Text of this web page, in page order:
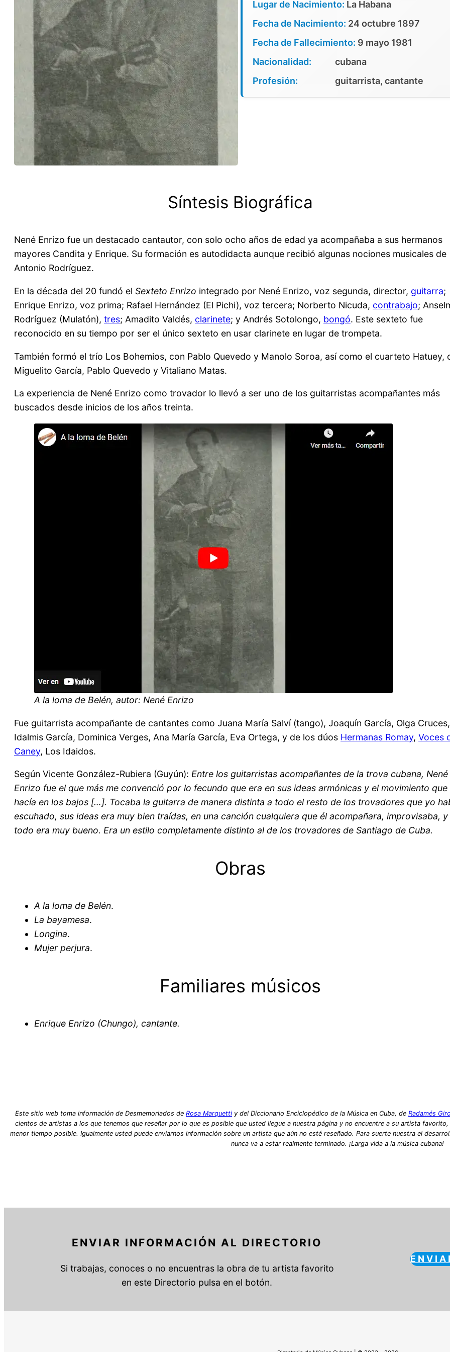
Lugar de Nacimiento: La Habana
Fecha de Nacimiento: 24 octubre 1897
Fecha de Fallecimiento: 9 mayo 1981
Nacionalidad:
cubana
Profesión:
guitarrista, cantante
Síntesis Biográfica
Nené Enrizo fue un destacado cantautor, con solo ocho años de edad ya acompañaba a sus hermanos
mayores Candita y Enrique. Su formación es autodidacta aunque recibió algunas nociones musicales de
Antonio Rodríguez.
En la década del 20 fundó el Sexteto Enrizo integrado por Nené Enrizo, voz segunda, director, guitarra;
Enrique Enrizo, voz prima; Rafael Hernández (El Pichi), voz tercera; Norberto Nicuda, contrabajo;
Rodríguez (Mulatón), tres; Amadito Valdés, clarinete; y Andrés Sotolongo, bongó. Este sexteto fue
reconocido en su tiempo por ser el único sexteto en usar clarinete en lugar de trompeta.
También formó el trío Los Bohemios, con Pablo Quevedo y Manolo Soroa, así como el cuarteto Hatuey,
Miguelito García, Pablo Quevedo y Vitaliano Matas.
La experiencia de Nené Enrizo como trovador lo llevó a ser uno de los guitarristas acompañantes más
buscados desde inicios de los años treinta.
A la loma de Belén, autor: Nené Enrizo
Fue guitarrista acompañante de cantantes como Juana María Salví (tango), Joaquín García, Olga Cruces,
Idalmis García, Dominica Verges, Ana María García, Eva Ortega, y de los dúos Hermanas Romay, Voces
Caney, Los Idaidos.
Según Vicente González-Rubiera (Guyún): Entre los guitarristas acompañantes de la trova cubana, Nené
Enrizo fue el que más me convenció por lo fecundo que era en sus ideas armónicas y el movimiento que
hacía en los bajos […]. Tocaba la guitarra de manera distinta a todo el resto de los trovadores que yo
escuhado, sus ideas era muy bien traídas, en una canción cualquiera que él acompañara, improvisaba, y
todo era muy bueno. Era un estilo completamente distinto al de los trovadores de Santiago de Cuba.
Obras
A la loma de Belén.
La bayamesa.
Longina.
Mujer perjura.
Familiares músicos
Enrique Enrizo (Chungo), cantante.
Este sitio web toma información de Desmemoriados de Rosa Marquetti y del Diccionario Enciclopédico de la Música en Cuba, de Radamés Giro
cientos de artistas a los que tenemos que reseñar por lo que es posible que usted llegue a nuestra página y no encuentre a su artista
menor tiempo posible. Igualmente usted puede enviarnos información sobre un artista que aún no esté reseñado. Para suerte nuestra el
nunca va a estar realmente terminado. ¡Larga vida a la música cubana!
ENVIAR INFORMACIÓN AL DIRECTORIO
Si trabajas, conoces o no encuentras la obra de tu artista favorito
en este Directorio pulsa en el botón.